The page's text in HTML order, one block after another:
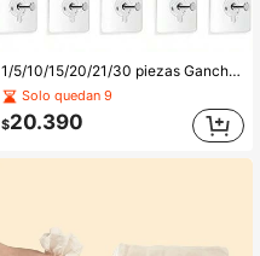
1/5/10/15/20/21/30 piezas Ganchos adhesivos para pared de alta resistencia sin clavos, adhesivos, sin taladro, colgadores adhesivos para hogar, cocina, baño, dormitorio, organización interior, decoración, solución de almacenamiento desmontable montada en la pared
Solo quedan 9
$20.390